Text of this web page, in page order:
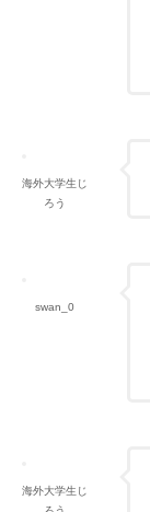
海外大学生じ
ろう
swan_0
海外大学生じ